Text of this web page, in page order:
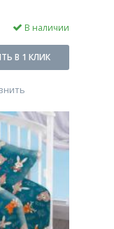
В наличии
В 1 КЛИК